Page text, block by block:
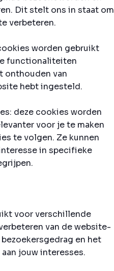
Dit stelt ons in staat om
verbeteren.
worden gebruikt
functionaliteiten
onthouden van
hebt ingesteld.
deze cookies worden
voor je te maken
te volgen. Ze kunnen
in specifieke
voor verschillende
van de website-
en het
jouw interesses.